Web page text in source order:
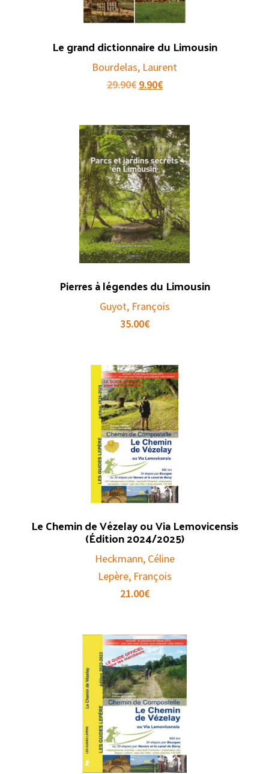
Le grand dictionnaire du Limousin
Bourdelas, Laurent
29.90€ Original
29.90€.
9.90€Current
9.90€.
Pierres à légendes du Limousin
Guyot, François
35.00€
Le Chemin de Vézelay ou Via Lemovicensis
(Édition 2024/2025)
Heckmann, Céline
Lepère, François
21.00€